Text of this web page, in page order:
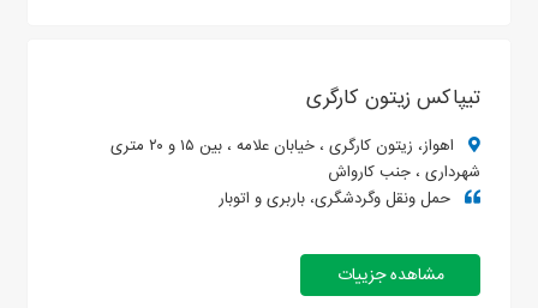
تیپاکس زیتون کارگری
اهواز، زیتون کارگری ، خیابان علامه ، بین ۱۵ و ۲۰ متری
شهرداری ، جنب کارواش
حمل ونقل وگردشگری، باربری و اتوبار
مشاهده جزییات